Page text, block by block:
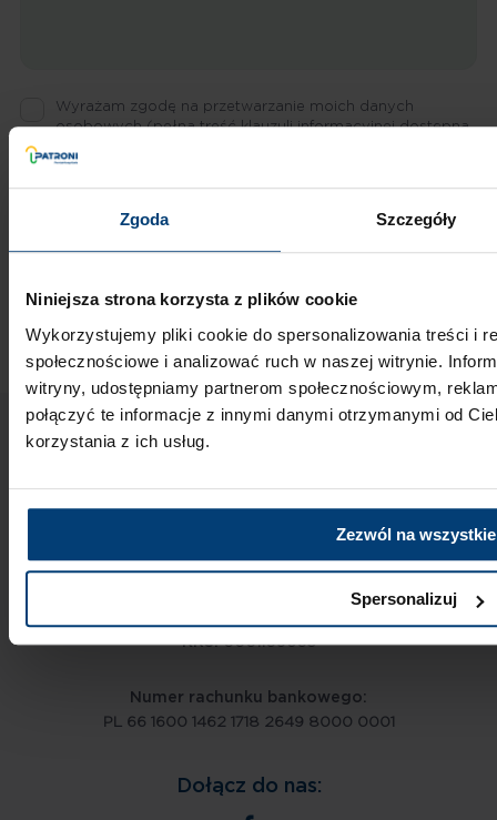
Zgoda Szczegóły
Niniejsza strona korzysta z plików cookie
Wykorzystujemy pliki cookie do spersonalizowania treści i
społecznościowe i analizować ruch w naszej witrynie.
witryny, udostępniamy partnerom społecznościowym,
połączyć te informacje z innymi danymi otrzymanymi od
korzystania z ich usług.
Zezwól na wszystkie
Spersonalizuj
Dodaj załącznik
Akceptowane formaty: PDF, JPG. Maksymalny rozmiar pliku to 5
Wyrażam zgodę na przetwarzanie moich danych
osobowych(pełna treść klauzuli informacyjnej dostępna
TUTAJ
KRS:0001109605
Numer rachunku bankowego:
PL 66 1600 1462 1718 2649 8000 0001
Dołącz do nas: